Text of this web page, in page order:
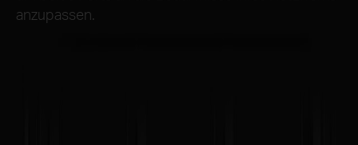
anzupassen.